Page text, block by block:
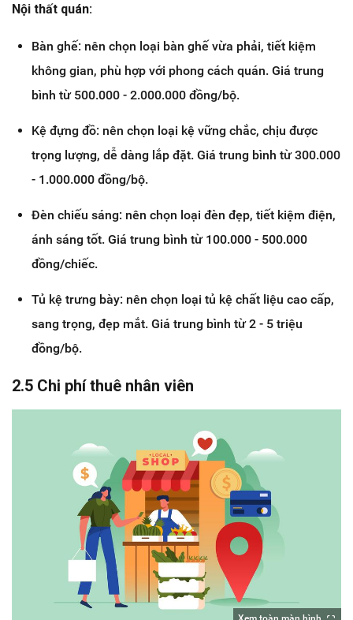
Nội thất quán:
Bàn ghế: nên chọn loại bàn ghế vừa phải, tiết kiệm
không gian, phù hợp với phong cách quán. Giá trung
bình từ 500.000 - 2.000.000 đồng/bộ.
Kệ đựng đồ: nên chọn loại kệ vững chắc, chịu được
trọng lượng, dễ dàng lắp đặt. Giá trung bình từ 300.000
- 1.000.000 đồng/bộ.
Đèn chiếu sáng: nên chọn loại đèn đẹp, tiết kiệm điện,
ánh sáng tốt. Giá trung bình từ 100.000 - 500.000
đồng/chiếc.
Tủ kệ trưng bày: nên chọn loại tủ kệ chất liệu cao cấp,
sang trọng, đẹp mắt. Giá trung bình từ 2 - 5 triệu
đồng/bộ.
2.5 Chi phí thuê nhân viên